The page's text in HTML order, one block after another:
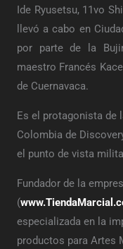
Ide Ryusetsu, 11vo
llevó a cabo en
por parte de la
maestro Francés
de Cuernavaca.
Es el protagonista de
Colombia de
el punto de vista
Fundador de la
(
especializada en la
productos para Artes